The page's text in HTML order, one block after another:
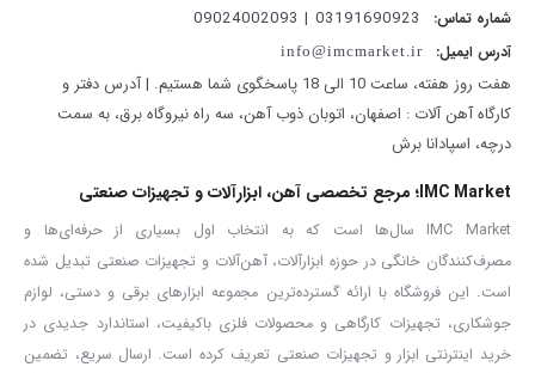
در مقابل، بخش میانی چکش نرم‌تر طراحی شده تا تنش‌های واردشده را
جذب کرده و احتمال ترک‌خوردگی یا شکستگی به حداقل برسد. این ساختار
هوشمند، تعادل ایده‌آلی میان مقاومت و انعطاف ایجاد می‌کند.
دسته فایبرگلاس ارگونومیک؛ کنترل بالا و ایمنی بیشتر
دسته چکش ازفایبرگلاس تقویت‌شدهساخته شده که علاوه بر وزن
مناسب، مقاومت بالایی در برابر ضربه و فشار دارد. روکش ضدلغزش و
ضدتعریق روی دسته، کنترل کامل ابزار را حتی در شرایط کاری سخت
فراهم کرده و از خستگی دست در استفاده‌های طولانی جلوگیری می‌کند.
اتصال ایمن با چسب Epoxy Resin
شماره تماس: 03191690923 | 09024002093
آدرس ایمیل: info@imcmarket.ir
هفت روز هفته، ساعت 10 الی 18 پاسخگوی شما هستیم. | آدرس دفتر و
کارگاه آهن آلات : اصفهان، اتوبان ذوب آهن، سه راه نیروگاه برق، به سمت
درچه، اسپادانا برش
IMC Market؛ مرجع تخصصی آهن، ابزارآلات و تجهیزات صنعتی
IMC Market سال‌ها است که به انتخاب اول بسیاری از حرفه‌ای‌ها و
مصرف‌کنندگان خانگی در حوزه ابزارآلات، آهن‌آلات و تجهیزات صنعتی تبدیل شده
است. این فروشگاه با ارائه گسترده‌ترین مجموعه ابزارهای برقی و دستی، لوازم
جوشکاری، تجهیزات کارگاهی و محصولات فلزی باکیفیت، استاندارد جدیدی در
خرید اینترنتی ابزار و تجهیزات صنعتی تعریف کرده است. ارسال سریع، تضمین